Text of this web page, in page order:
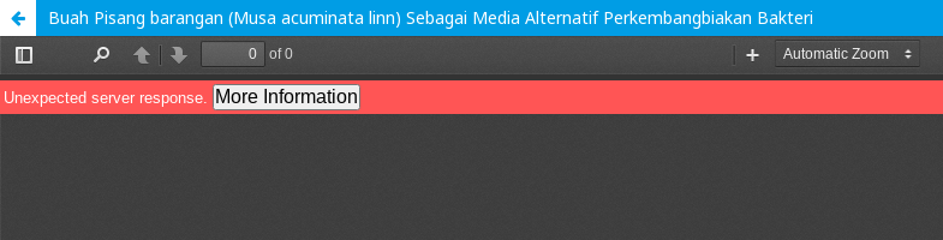
Buah Pisang barangan (Musa acuminata linn) Sebagai Media Alternatif Perkembangbiakan Bakteri